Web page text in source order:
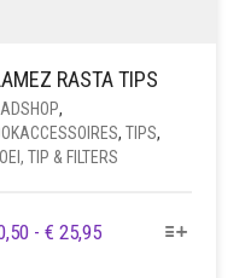
RASTA TIPS
,
, TIPS,
TIP & FILTERS
- € 25,95PRIJSKLASSE:
DIT